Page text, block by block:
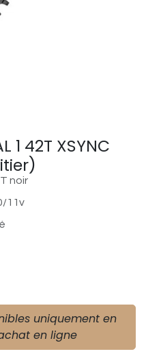
1 42T XSYNC
noir
11v
uniquement en
en ligne